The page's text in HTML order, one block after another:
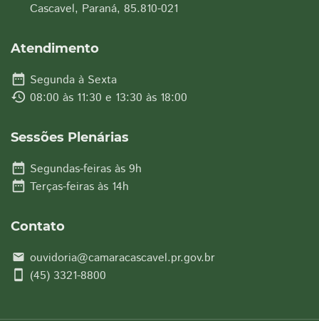
Cascavel, Paraná, 85.810-021
Atendimento
date_range Segunda à Sexta
history 08:00 às 11:30 e 13:30 às 18:00
Sessões Plenárias
date_range Segundas-feiras às 9h
date_range Terças-feiras às 14h
Contato
email ouvidoria@camaracascavel.pr.gov.br
smartphone (45) 3321-8800